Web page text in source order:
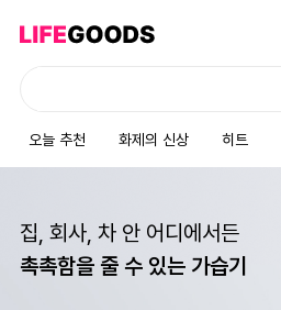
오늘 추천 화제의 신상 히트
집, 회사, 차 안 어디에서든
촉촉함을 줄 수 있는 가습기